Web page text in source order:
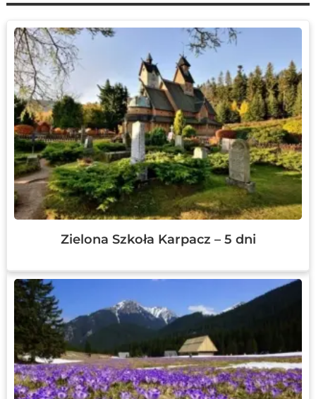
Zielona Szkoła Karpacz – 5 dni